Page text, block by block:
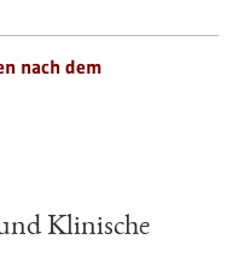
nach dem
Klinische